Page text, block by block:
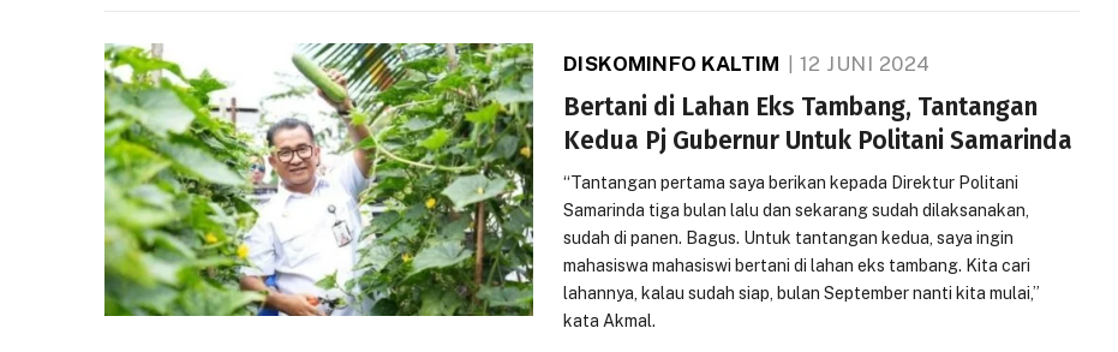
DISKOMINFO KALTIM 12 JUNI 2024
Bertani di Lahan Eks Tambang, Tantangan
Kedua Pj Gubernur Untuk Politani Samarinda
“Tantangan pertama saya berikan kepada Direktur Politani
Samarinda tiga bulan lalu dan sekarang sudah dilaksanakan,
sudah di panen. Bagus. Untuk tantangan kedua, saya ingin
mahasiswa mahasiswi bertani di lahan eks tambang. Kita cari
lahannya, kalau sudah siap, bulan September nanti kita mulai,”
kata Akmal.